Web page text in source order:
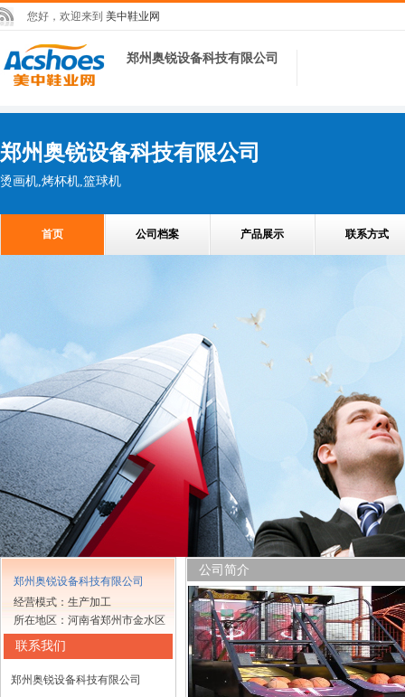
您好，欢迎来到 美中鞋业网
郑州奥锐设备科技有限公司
郑州奥锐设备科技有限公司
烫画机,烤杯机,篮球机
首页 公司档案 产品展示 联系方式
郑州奥锐设备科技有限公司
经营模式：生产加工
所在地区：河南省郑州市金水区
联系我们
郑州奥锐设备科技有限公司
公司简介